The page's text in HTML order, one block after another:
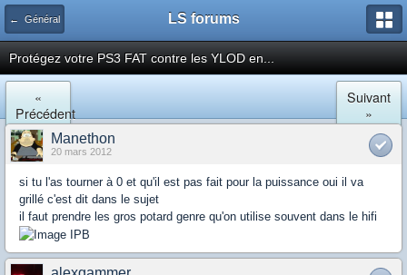
← Général LS forums
Protégez votre PS3 FAT contre les YLOD en...
«
Précédent
Suivant
»
Manethon
20 mars 2012
si tu l'as tourner à 0 et qu'il est pas fait pour la puissance oui il va
grillé c'est dit dans le sujet
il faut prendre les gros potard genre qu'on utilise souvent dans le hifi